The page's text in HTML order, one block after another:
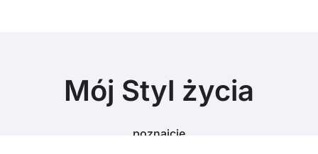
Mój Styl życia
poznajcie